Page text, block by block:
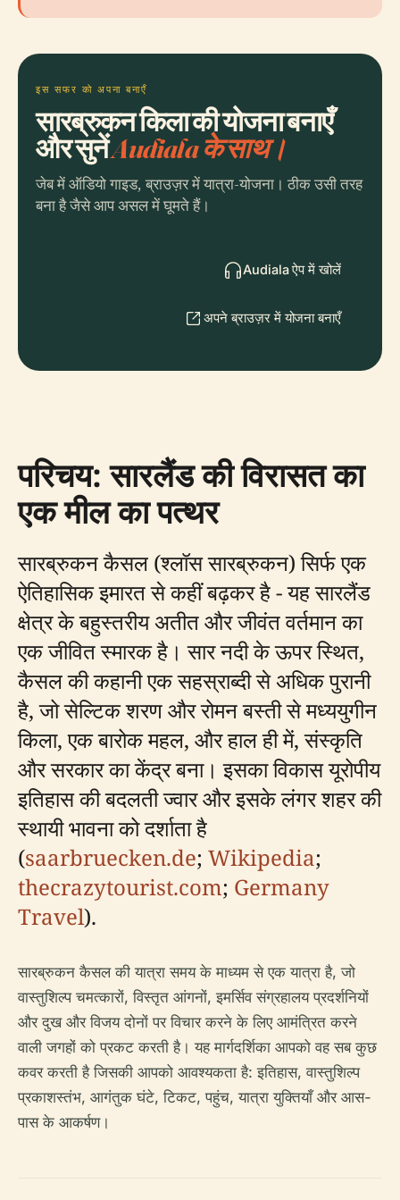
इस सफर को अपना बनाएँ
सारब्रुकन किला की योजना बनाएँ
और सुनेंAudiala के साथ।
जेब में ऑडियो गाइड, ब्राउज़र में यात्रा-योजना। ठीक उसी तरह
बना है जैसे आप असल में घूमते हैं।
Audiala ऐप में खोलें
अपने ब्राउज़र में योजना बनाएँ
परिचय: सारलैंड की विरासत का
एक मील का पत्थर
सारब्रुकन कैसल (श्लॉस सारब्रुकन) सिर्फ एक
ऐतिहासिक इमारत से कहीं बढ़कर है - यह सारलैंड
क्षेत्र के बहुस्तरीय अतीत और जीवंत वर्तमान का
एक जीवित स्मारक है। सार नदी के ऊपर स्थित,
कैसल की कहानी एक सहस्राब्दी से अधिक पुरानी
है, जो सेल्टिक शरण और रोमन बस्ती से मध्ययुगीन
किला, एक बारोक महल, और हाल ही में, संस्कृति
और सरकार का केंद्र बना। इसका विकास यूरोपीय
इतिहास की बदलती ज्वार और इसके लंगर शहर की
स्थायी भावना को दर्शाता है
(saarbruecken.de; Wikipedia;
thecrazytourist.com; Germany
Travel).
सारब्रुकन कैसल की यात्रा समय के माध्यम से एक यात्रा है, जो
वास्तुशिल्प चमत्कारों, विस्तृत आंगनों, इमर्सिव संग्रहालय प्रदर्शनियों
और दुख और विजय दोनों पर विचार करने के लिए आमंत्रित करने
वाली जगहों को प्रकट करती है। यह मार्गदर्शिका आपको वह सब कुछ
कवर करती है जिसकी आपको आवश्यकता है: इतिहास, वास्तुशिल्प
प्रकाशस्तंभ, आगंतुक घंटे, टिकट, पहुंच, यात्रा युक्तियाँ और आस-
पास के आकर्षण।